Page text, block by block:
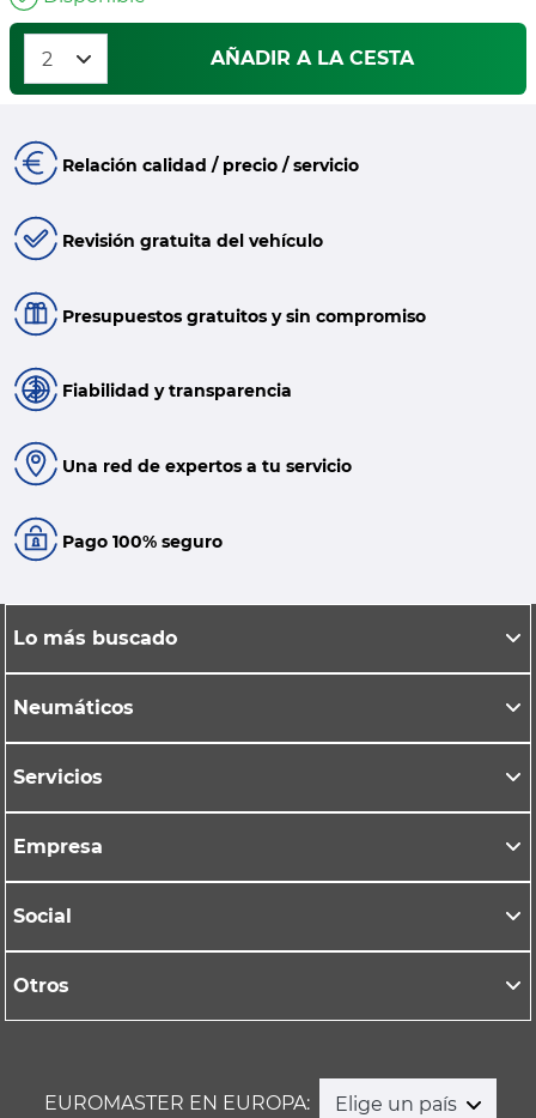
AÑADIR A LA CESTA
Relación calidad / precio / servicio
Revisión gratuita del vehículo
Presupuestos gratuitos y sin compromiso
Fiabilidad y transparencia
Una red de expertos a tu servicio
Pago 100% seguro
Lo más buscado
Neumáticos
Servicios
Empresa
Social
Otros
EUROMASTER EN EUROPA: Elige un país